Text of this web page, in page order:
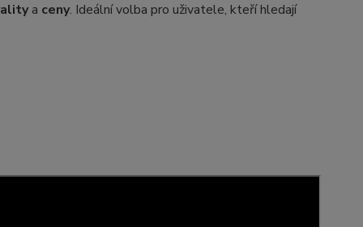
a ceny. Ideální volba pro uživatele, kteří hledají